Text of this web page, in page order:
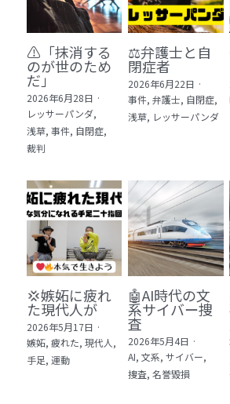
8 アジア・歴史・未来予測 11
🎬Dramas(おすすめの小説・
映画)
⚠️「抹消する
のが世のため
だ」​
2026年6月28日 ·
レッサーパンダ,
浅草, 事件, 自閉症,
裁判
⚖️弁護士と自
閉症者
2026年6月22日 ·
事件, 弁護士, 自閉症,
浅草, レッサーパンダ
💢嫉妬に疲れ
た現代人が
2026年5月17日 ·
嫉妬, 疲れた, 現代人,
手足, 運動
🤖AI時代の文
系サイバー捜
査
2026年5月4日 ·
AI, 文系, サイバー,
捜査, 名誉毀損